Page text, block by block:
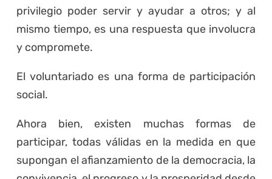
privilegio poder servir y ayudar a otros; y al
mismo tiempo, es una respuesta que involucra
y compromete.
El voluntariado es una forma de participación
social.
Ahora bien, existen muchas formas de
participar, todas válidas en la medida en que
supongan el afianzamiento de la democracia, la